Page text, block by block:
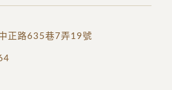
正路635巷7弄19號